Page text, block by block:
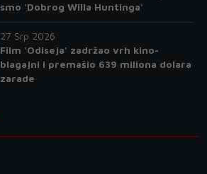
smo 'Dobrog Willa Huntinga'
27 Srp 2026
Film 'Odiseja' zadržao vrh kino-
blagajni i premašio 639 miliona dolara
zarade